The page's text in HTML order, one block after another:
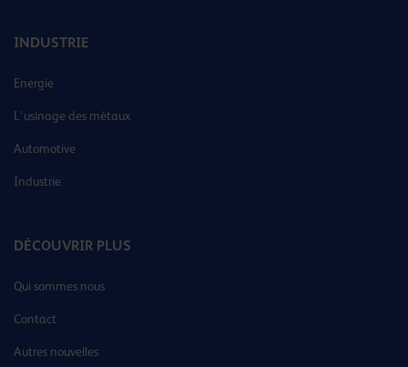
INDUSTRIE
Energie
L’usinage des métaux
Automotive
Industrie
DÉCOUVRIR PLUS
Qui sommes nous
Contact
Autres nouvelles